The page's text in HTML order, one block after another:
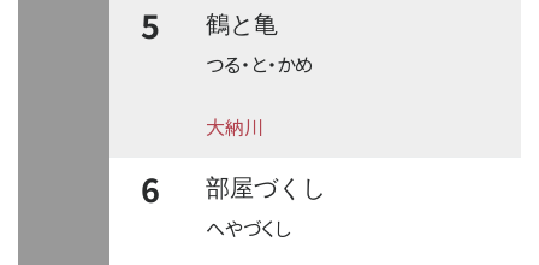
5
鶴と亀
つる・と・かめ
大納川
6
部屋づくし
へやづくし